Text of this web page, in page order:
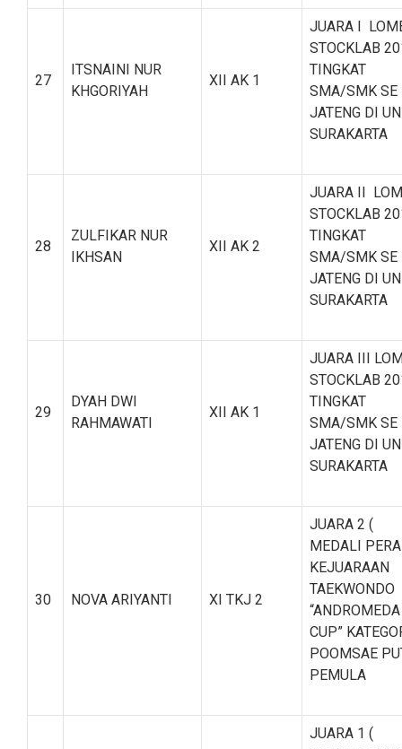
27
ITSNAINI NUR
KHGORIYAH
XII AK 1
JUARA I
STOCKLAB
TINGKAT
SMA/SMK SE
JATENG DI
SURAKARTA
28
ZULFIKAR NUR
IKHSAN
XII AK 2
JUARA II
STOCKLAB
TINGKAT
SMA/SMK SE
JATENG DI
SURAKARTA
29
DYAH DWI
RAHMAWATI
XII AK 1
JUARA III
STOCKLAB
TINGKAT
SMA/SMK SE
JATENG DI
SURAKARTA
30 NOVA ARIYANTI XI TKJ 2
JUARA 2 (
MEDALI
KEJUARAAN
TAEKWONDO
“ANDROMEDA
CUP”
POOMSAE
PEMULA
JUARA 1 (